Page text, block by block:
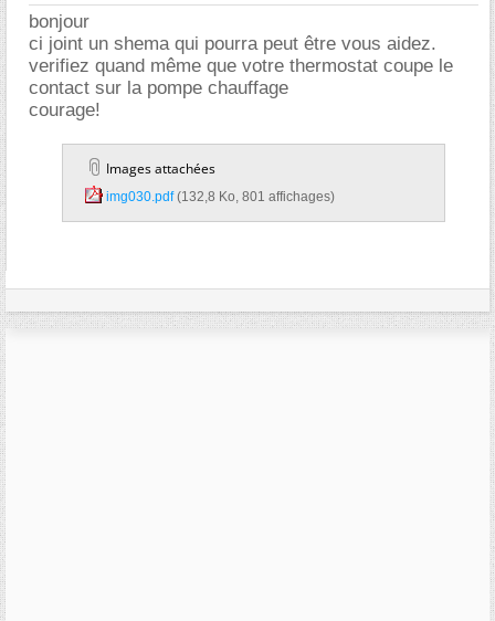
bonjour
ci joint un shema qui pourra peut être vous aidez.
verifiez quand même que votre thermostat coupe le
contact sur la pompe chauffage
courage!
Images attachées
img030.pdf‎ (132,8 Ko, 801 affichages)